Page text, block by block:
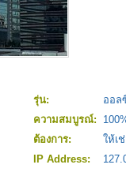
รุ่น:
ออล
ความสมบูรณ์:
ต้องการ:
ให้เ
IP Address: